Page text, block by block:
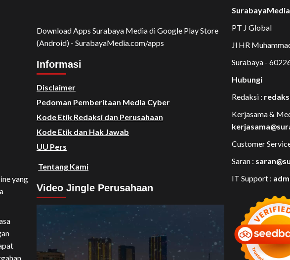
yang
Download Apps Surabaya Media di Google Play Store
(Android) - SurabayaMedia.com/apps
Informasi
Disclaimer
Pedoman Pemberitaan Media Cyber
Kode Etik Redaksi dan Perusahaan
Kode Etik dan Hak Jawab
UU Pers
Tentang Kami
Video Jingle Perusahaan
Video
Player
PT J Global
Jl HR
Surabaya -
Hubungi
Redaksi :
Kerjasama &
Customer
Saran :
IT Support :